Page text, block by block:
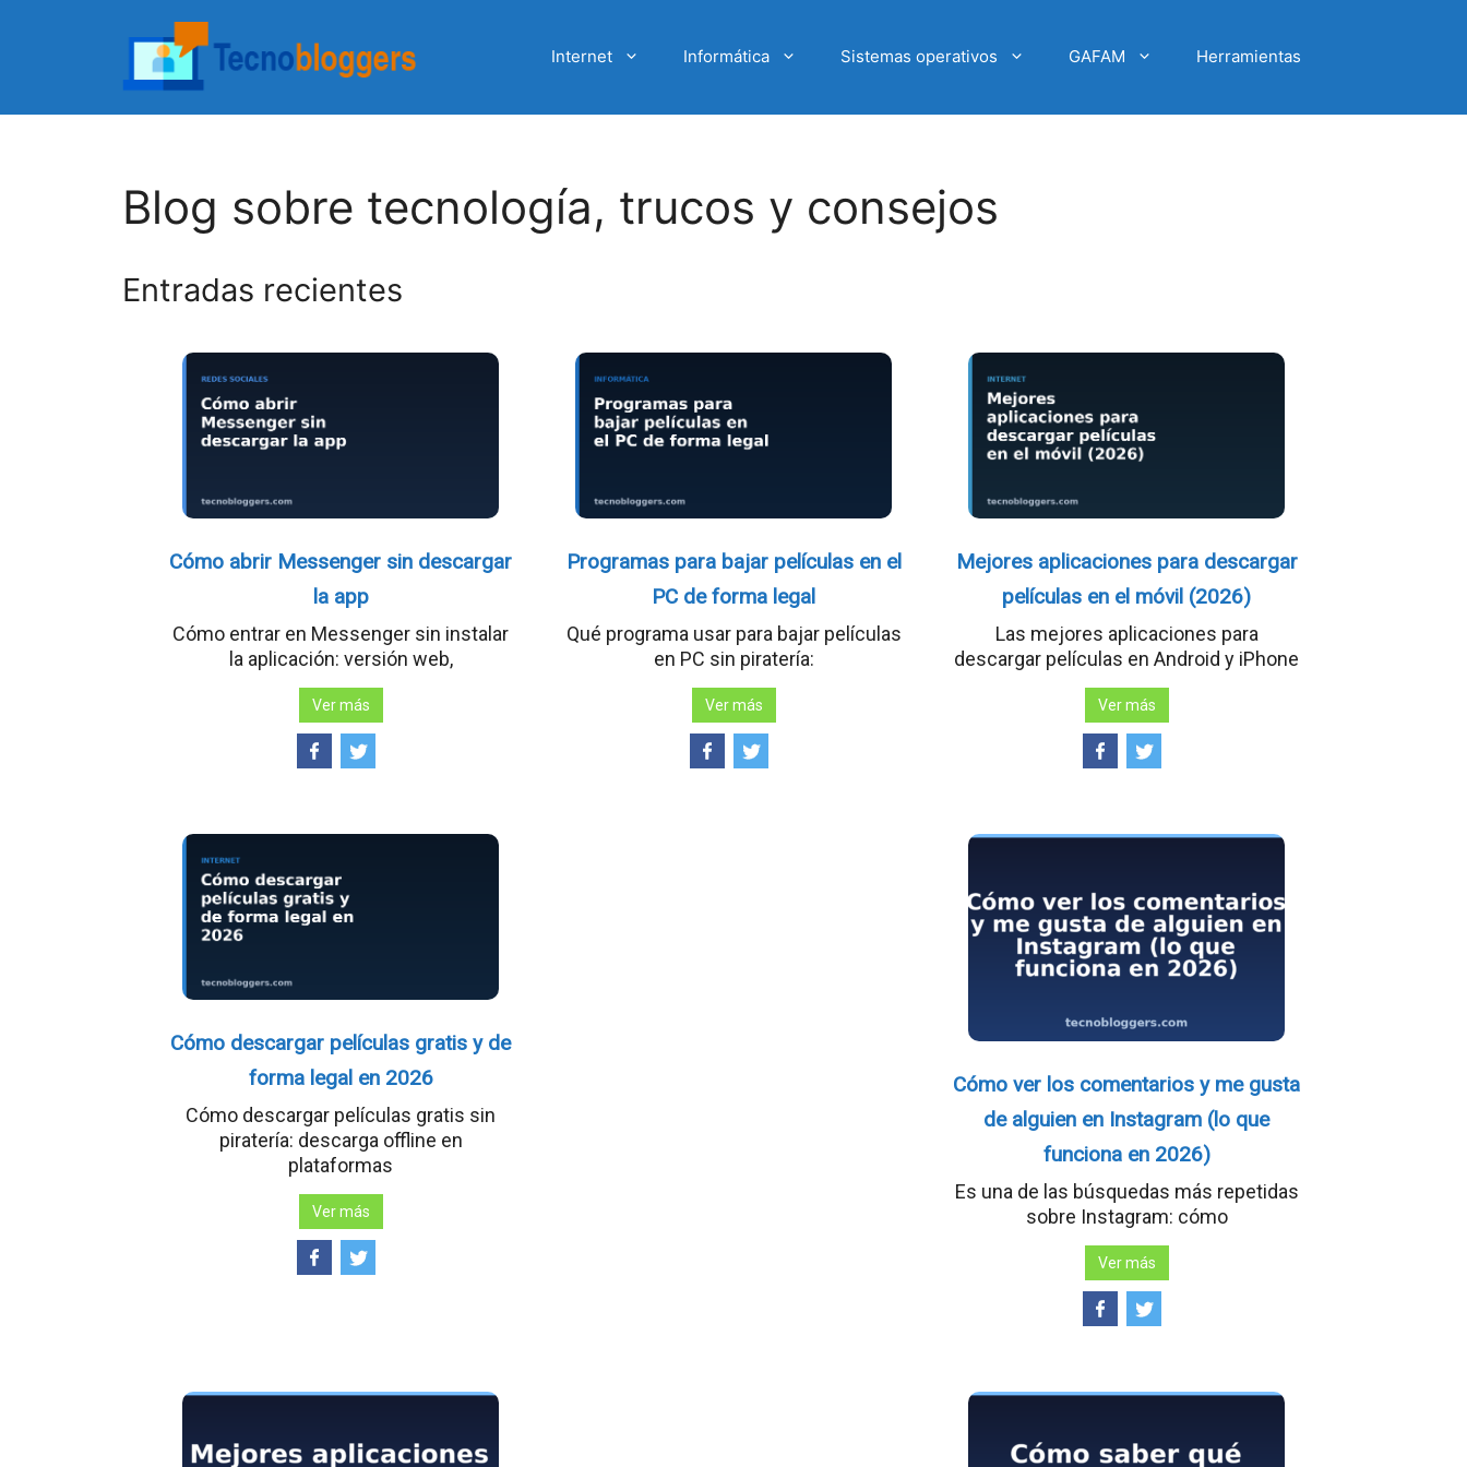
Internet Informática Sistemas operativos GAFAM Herramientas
Blog sobre tecnología, trucos y consejos
Entradas recientes
Cómo abrir Messenger sin descargar
la app
Cómo entrar en Messenger sin instalar
la aplicación: versión web,
Ver más
Programas para bajar películas en el
PC de forma legal
Qué programa usar para bajar películas
en PC sin piratería:
Ver más
Mejores aplicaciones para descargar
películas en el móvil (2026)
Las mejores aplicaciones para
descargar películas en Android y iPhone
Ver más
Cómo descargar películas gratis y de
forma legal en 2026
Cómo descargar películas gratis sin
piratería: descarga offline en
plataformas
Ver más
Cómo ver los comentarios y me gusta
de alguien en Instagram (lo que
funciona en 2026)
Es una de las búsquedas más repetidas
sobre Instagram: cómo
Ver más